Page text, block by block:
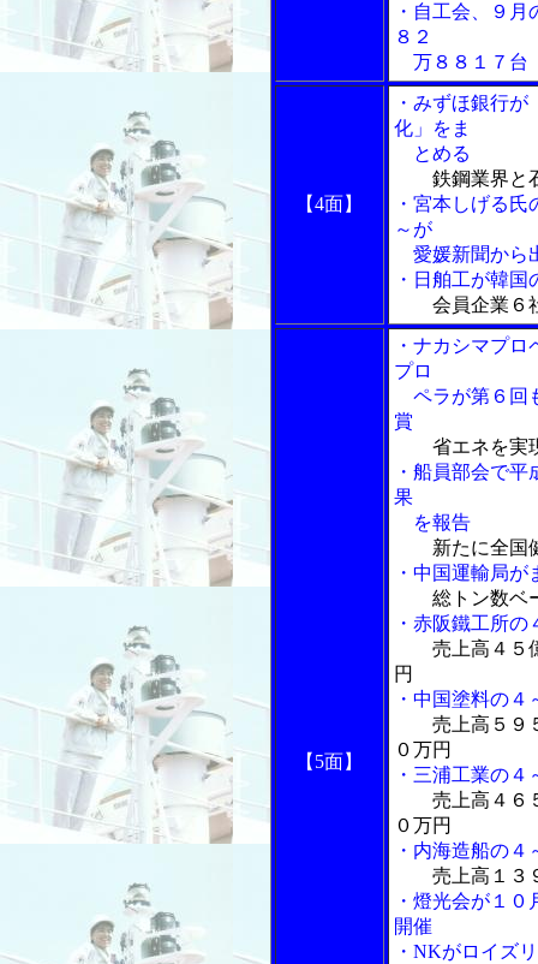
・自工会、９
８２
万８８１７台
【4面】
・みずほ銀行
化」をま
とめる
鉄鋼業界と
・宮本しげる
～が
愛媛新聞から
・日舶工が韓
会員企業６
【5面】
・ナカシマプ
プロ
ペラが第６回
賞
省エネを実
・船員部会で
果
を報告
新たに全国
・中国運輸局
総トン数ベー
・赤阪鐵工所
売上高４５
円
・中国塗料の
売上高５９
０万円
・三浦工業の
売上高４６
０万円
・内海造船の
売上高１３
・燈光会が１
開催
・NKがロイズ